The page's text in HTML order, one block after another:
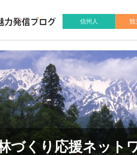
信州人
観
づくり応援ネット